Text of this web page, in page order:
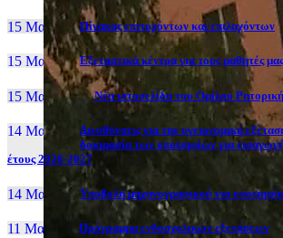
15 Μαι, 26 Πίνακας επιτυχόντων και επιλαχόντων
15 Μαι, 26 Εξεταστικά κέντρα για τους μαθητές μας
15 Μαι, 2026 Νέα ιστοσελίδα του Ομίλου
14 Μαι, 26
Διευθύνσεις για την υγειονομική
δοκιμασία των υποψηφίων για
έτους 2026-2027
14 Μαι, 26 Yποβολή μηχανογραφικού για
11 Μαι, 26 Πρόγραμμα ενδοσχολικών εξετάσεων